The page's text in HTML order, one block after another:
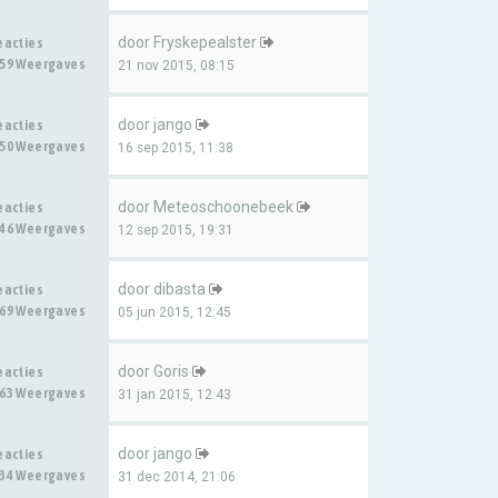
Weergaves
door Fryskepealster
21 nov 2015, 08:15
Weergaves
doorjango
16 sep 2015, 11:38
Weergaves
door Meteoschoonebeek
12 sep 2015, 19:31
Weergaves
door dibasta
05 jun 2015, 12:45
Weergaves
door Goris
31 jan 2015, 12:43
Weergaves
doorjango
31 dec 2014, 21:06